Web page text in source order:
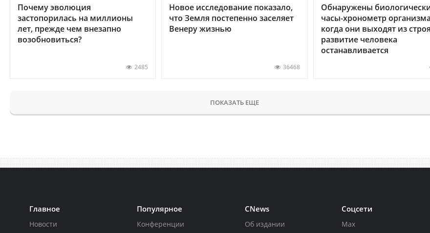
Почему эволюция
застопорилась на миллионы
лет, прежде чем внезапно
возобновиться?
2485
Новое исследование показало,
что Земля постепенно заселяет
Венеру жизнью
36468
Обнаружены
часы-хронометр
когда они выходят из
развитие человека
останавливается
ПОКАЗАТЬ ЕЩЕ
Главное
Новости
Популярное
Конференции
CNews
Об издании
Соцсети
Max